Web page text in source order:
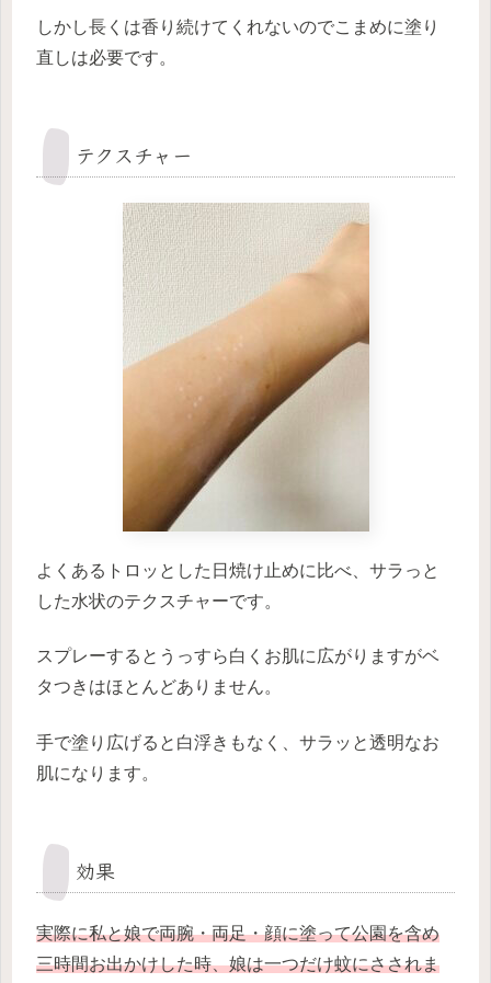
しかし長くは香り続けてくれないのでこまめに塗り
直しは必要です。
テクスチャー
よくあるトロッとした日焼け止めに比べ、サラっと
した水状のテクスチャーです。
スプレーするとうっすら白くお肌に広がりますがベ
タつきはほとんどありません。
手で塗り広げると白浮きもなく、サラッと透明なお
肌になります。
効果
実際に私と娘で両腕・両足・顔に塗って公園を含め
三時間お出かけした時、娘は一つだけ蚊にさされま